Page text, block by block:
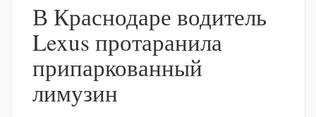
В Краснодаре водитель
Lexus протаранила
припаркованный
лимузин